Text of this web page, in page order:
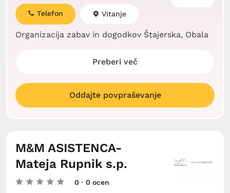
Organizacija zabav in dogodkov Štajerska, Obala
Telefon Vitanje
Preberi več
Oddajte povpraševanje
M&M ASISTENCA-
Mateja Rupnik s.p.
0 · 0 ocen